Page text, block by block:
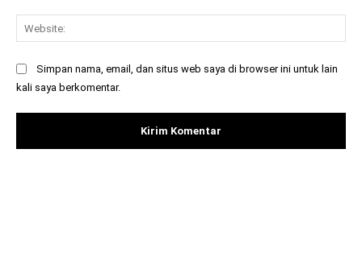
Simpan nama, email, dan situs web saya di browser ini untuk lain
kali saya berkomentar.